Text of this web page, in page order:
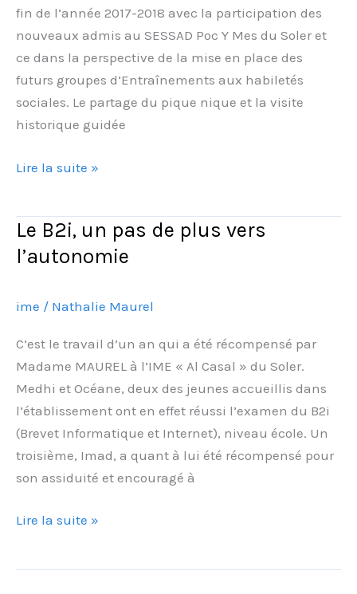
fin de l’année 2017-2018 avec la participation des
nouveaux admis au SESSAD Poc Y Mes du Soler et
ce dans la perspective de la mise en place des
futurs groupes d’Entraînements aux habiletés
sociales. Le partage du pique nique et la visite
historique guidée
Lire la suite »
Le B2i, un pas de plus vers
l’autonomie
ime / Nathalie Maurel
C’est le travail d’un an qui a été récompensé par
Madame MAUREL à l’IME « Al Casal » du Soler.
Medhi et Océane, deux des jeunes accueillis dans
l’établissement ont en effet réussi l’examen du B2i
(Brevet Informatique et Internet), niveau école. Un
troisième, Imad, a quant à lui été récompensé pour
son assiduité et encouragé à
Le
B2i,
plus
vers
l’autonomie
Lire la suite »